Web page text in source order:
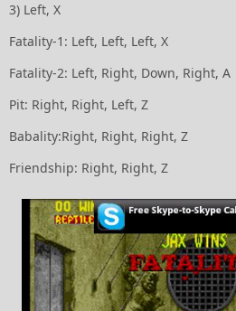
3) Left, X
Fatality-1: Left, Left, Left, X
Fatality-2: Left, Right, Down, Right, A
Pit: Right, Right, Left, Z
Babality:Right, Right, Right, Z
Friendship: Right, Right, Z